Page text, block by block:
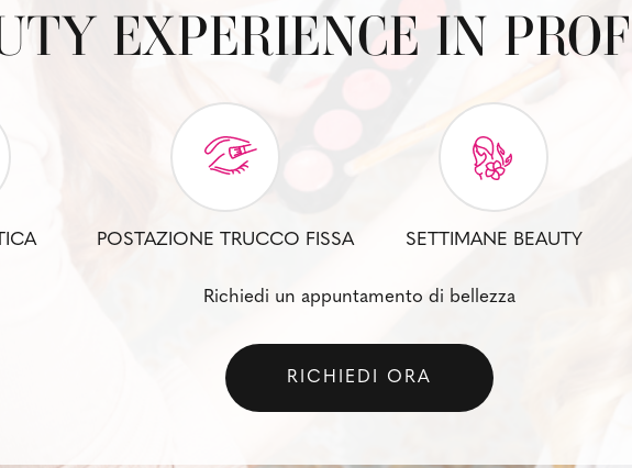
EXPERIENCE IN
POSTAZIONE TRUCCO FISSA SETTIMANE BEAUTY
Richiedi un appuntamento di bellezza
RICHIEDI ORA